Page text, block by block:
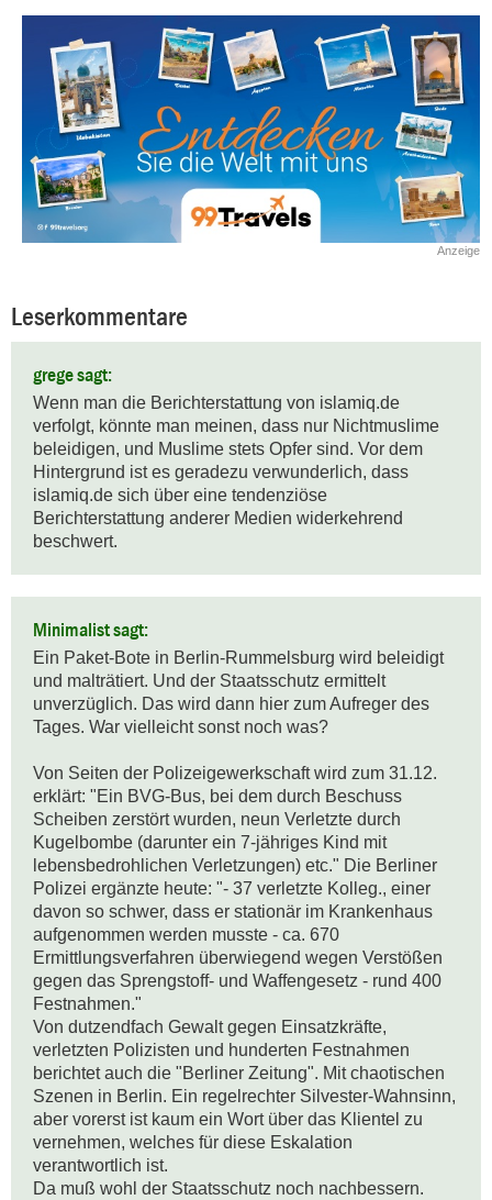
Anzeige
Leserkommentare
grege sagt:
Wenn man die Berichterstattung von islamiq.de
verfolgt, könnte man meinen, dass nur Nichtmuslime
beleidigen, und Muslime stets Opfer sind. Vor dem
Hintergrund ist es geradezu verwunderlich, dass
islamiq.de sich über eine tendenziöse
Berichterstattung anderer Medien widerkehrend
beschwert.
Minimalist sagt:
Ein Paket-Bote in Berlin-Rummelsburg wird beleidigt
und malträtiert. Und der Staatsschutz ermittelt
unverzüglich. Das wird dann hier zum Aufreger des
Tages. War vielleicht sonst noch was?
Von Seiten der Polizeigewerkschaft wird zum 31.12.
erklärt: "Ein BVG-Bus, bei dem durch Beschuss
Scheiben zerstört wurden, neun Verletzte durch
Kugelbombe (darunter ein 7-jähriges Kind mit
lebensbedrohlichen Verletzungen) etc." Die Berliner
Polizei ergänzte heute: "- 37 verletzte Kolleg., einer
davon so schwer, dass er stationär im Krankenhaus
aufgenommen werden musste - ca. 670
Ermittlungsverfahren überwiegend wegen Verstößen
gegen das Sprengstoff- und Waffengesetz - rund 400
Festnahmen."
Von dutzendfach Gewalt gegen Einsatzkräfte,
verletzten Polizisten und hunderten Festnahmen
berichtet auch die "Berliner Zeitung". Mit chaotischen
Szenen in Berlin. Ein regelrechter Silvester-Wahnsinn,
aber vorerst ist kaum ein Wort über das Klientel zu
vernehmen, welches für diese Eskalation
verantwortlich ist.
Da muß wohl der Staatsschutz noch nachbessern.